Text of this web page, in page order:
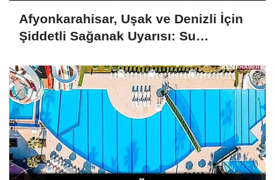
Afyonkarahisar, Uşak ve Denizli İçin
Şiddetli Sağanak Uyarısı: Su